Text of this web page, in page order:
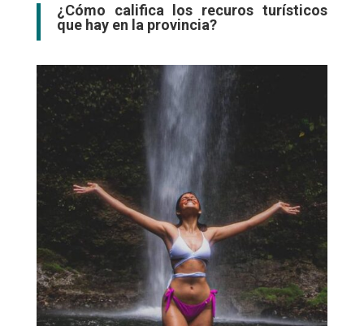
¿Cómo califica los recuros turísticos
que hay en la provincia?